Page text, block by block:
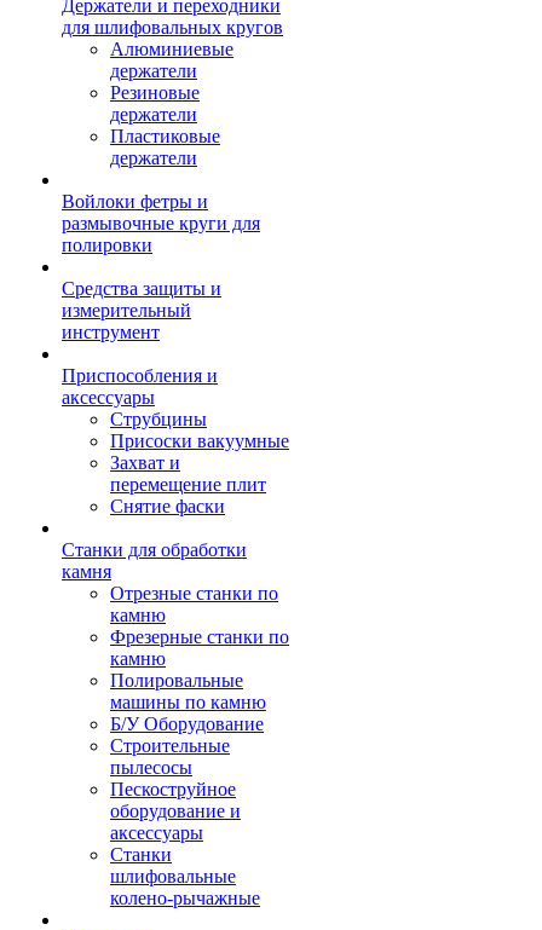
Держатели и переходники
для шлифовальных кругов
Алюминиевые
держатели
Резиновые
держатели
Пластиковые
держатели
Войлоки фетры и
размывочные круги для
полировки
Средства защиты и
измерительный
инструмент
Приспособления и
аксессуары
Струбцины
Присоски вакуумные
Захват и
перемещение плит
Снятие фаски
Станки для обработки
камня
Отрезные станки по
камню
Фрезерные станки по
камню
Полировальные
машины по камню
Б/У Оборудование
Строительные
пылесосы
Пескоструйное
оборудование и
аксессуары
Станки
шлифовальные
колено-рычажные